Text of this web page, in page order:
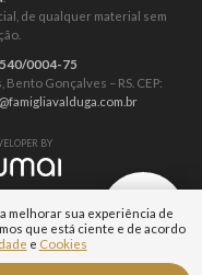
de qualquer material sem
0004-75
Gonçalves – RS. CEP:
BY
melhorar sua experiência de
que está ciente e de acordo
e Cookies